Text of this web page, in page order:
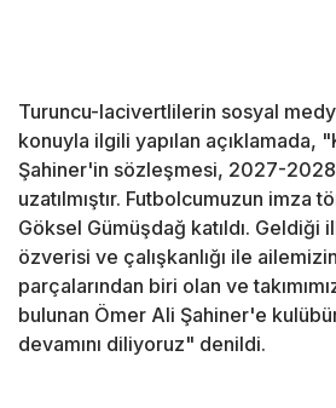
Turuncu-lacivertlilerin sosyal
konuyla ilgili yapılan açıklamada,
Şahiner'in sözleşmesi, 2027-
uzatılmıştır. Futbolcumuzun imza
Göksel Gümüşdağ katıldı. Geldiği
özverisi ve çalışkanlığı ile
parçalarından biri olan ve
bulunan Ömer Ali Şahiner'e
devamını diliyoruz" denildi.